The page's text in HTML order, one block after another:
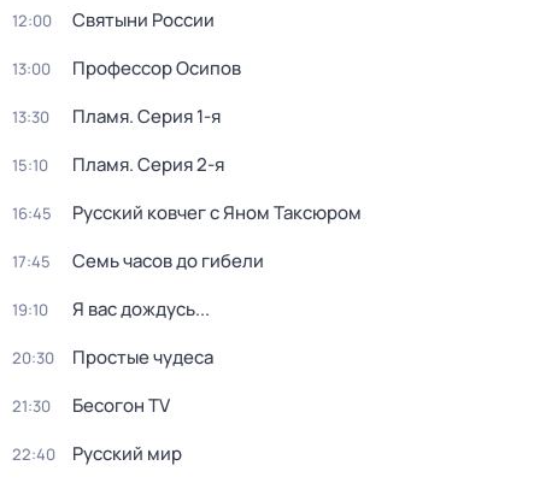
12:00 Святыни России
13:00 Профессор Осипов
13:30 Пламя. Серия 1-я
15:10 Пламя. Серия 2-я
16:45 Русский ковчег с Яном Таксюром
17:45 Семь часов до гибели
19:10 Я вас дождусь...
20:30 Простые чудеса
21:30 Бесогон TV
22:40 Русский мир